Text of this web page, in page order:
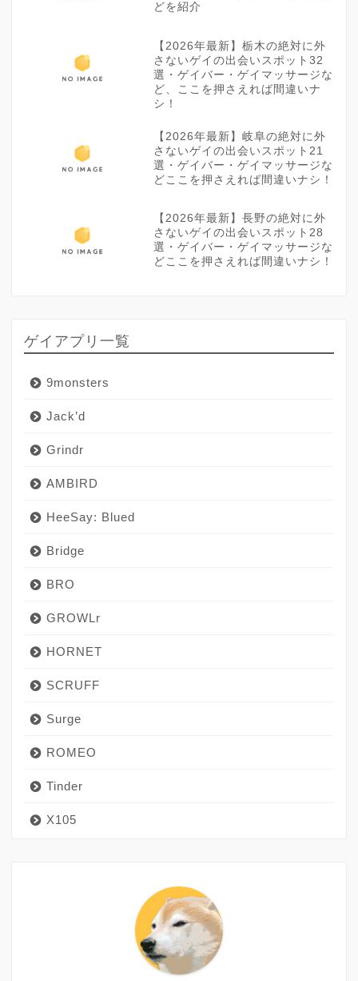
どを紹介
【2026年最新】栃木の絶対に外
さないゲイの出会いスポット32
選・ゲイバー・ゲイマッサージな
ど、ここを押さえれば間違いナ
シ！
【2026年最新】岐阜の絶対に外
さないゲイの出会いスポット21
選・ゲイバー・ゲイマッサージな
どここを押さえれば間違いナシ！
【2026年最新】長野の絶対に外
さないゲイの出会いスポット28
選・ゲイバー・ゲイマッサージな
どここを押さえれば間違いナシ！
ゲイアプリ一覧
9monsters
Jack’d
Grindr
AMBIRD
HeeSay: Blued
Bridge
BRO
GROWLr
HORNET
SCRUFF
Surge
ROMEO
Tinder
X105